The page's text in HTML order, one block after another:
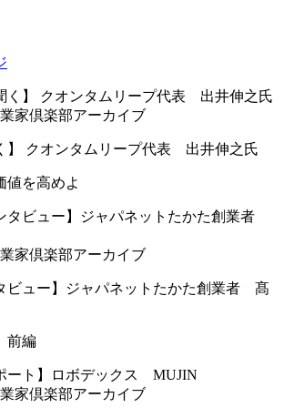
家倶楽部アーカイブ
】 クオンタムリープ代表 出井伸之氏
値を高めよ
家倶楽部アーカイブ
ビュー】ジャパネットたかた創業者 髙
前編
家倶楽部アーカイブ